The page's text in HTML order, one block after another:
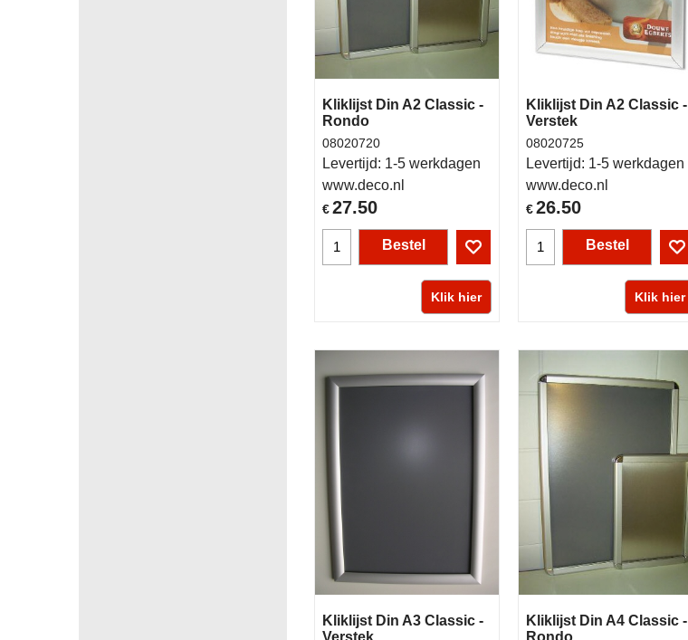
Kliklijst Din A2 Classic -
Rondo
€27.50
08020720
Levertijd: 1-5 werkdagen
www.deco.nl
Bestel
Klik hier
Kliklijst Din A2 Classic -
Verstek
€26.50
08020725
Levertijd: 1-5 werkdagen
www.deco.nl
Bestel
Klik hier
Kliklijst Din A3 Classic -
Verstek
Kliklijst Din A4 Classic -
Rondo